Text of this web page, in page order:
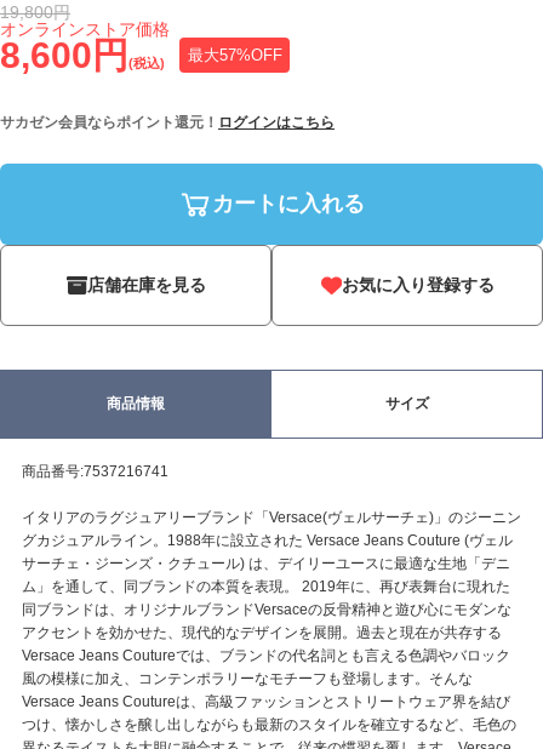
8,600円 (税込) 最大57%OFF
オンラインストア価格
19,800円
サカゼン会員ならポイント還元！ ログインはこちら
カートに入れる
店舗在庫を見る お気に入り登録する
商品情報 サイズ
商品番号:7537216741
イタリアのラグジュアリーブランド「Versace(ヴェルサーチェ)」のジーニン
グカジュアルライン。1988年に設立された Versace Jeans Couture (ヴェル
サーチェ・ジーンズ・クチュール) は、デイリーユースに最適な生地「デニ
ム」を通して、同ブランドの本質を表現。 2019年に、再び表舞台に現れた
同ブランドは、オリジナルブランドVersaceの反骨精神と遊び心にモダンな
アクセントを効かせた、現代的なデザインを展開。過去と現在が共存する
Versace Jeans Coutureでは、ブランドの代名詞とも言える色調やバロック
風の模様に加え、コンテンポラリーなモチーフも登場します。そんな
Versace Jeans Coutureは、高級ファッションとストリートウェア界を結び
つけ、懐かしさを醸し出しながらも最新のスタイルを確立するなど、毛色の